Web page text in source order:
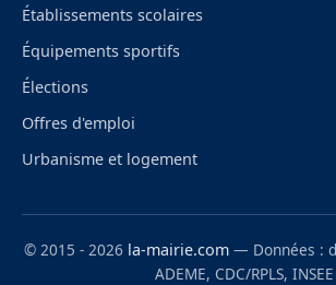
Établissements scolaires
Équipements sportifs
Élections
Offres d'emploi
Urbanisme et logement
© 2015 - 2026 la-mairie.com — Données :
ADEME, CDC/RPLS, INSEE